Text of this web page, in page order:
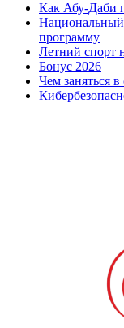
водяной
шпинат.
Как Абу-Даби
Национальный
программу
Летний спорт
Бонус 2026
Чем заняться